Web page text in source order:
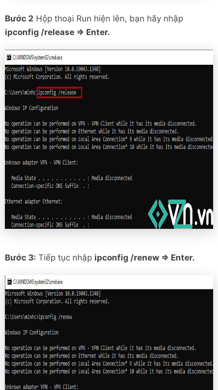
Bước 2 Hộp thoại Run hiện lên, bạn hãy nhập
ipconfig /release => Enter.
Bước 3: Tiếp tục nhập ipconfig /renew => Enter.